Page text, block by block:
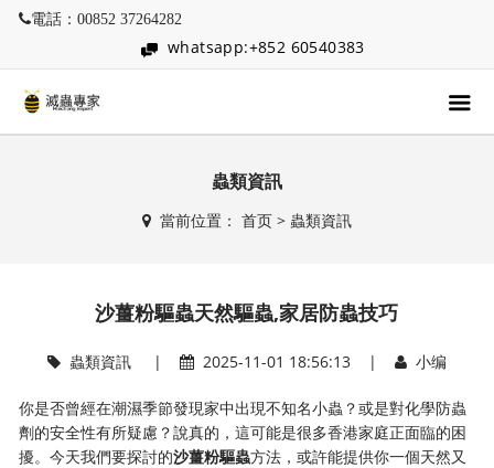
電話：00852 37264282
whatsapp:+852 60540383
蟲類資訊
當前位置： 首页> 蟲類資訊
沙薑粉驅蟲天然驅蟲,家居防蟲技巧
蟲類資訊| 2025-11-01 18:56:13 | 小编
你是否曾經在潮濕季節發現家中出現不知名小蟲？或是對化學防蟲
劑的安全性有所疑慮？說真的，這可能是很多香港家庭正面臨的困
擾。今天我們要探討的沙薑粉驅蟲方法，或許能提供你一個天然又